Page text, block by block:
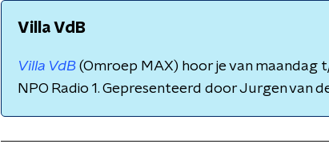
Villa VdB
Villa VdB (Omroep MAX) hoor je van maandag
NPO Radio 1. Gepresenteerd door Jurgen van